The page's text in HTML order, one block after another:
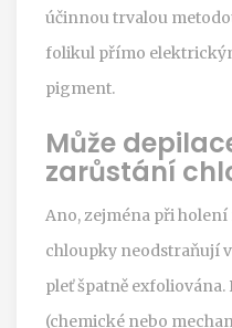
účinnou trvalou
folikul přímo
pigment.
Může
zarůstání
Ano, zejména při
chloupky neodstraňují
pleť špatně
(chemické nebo